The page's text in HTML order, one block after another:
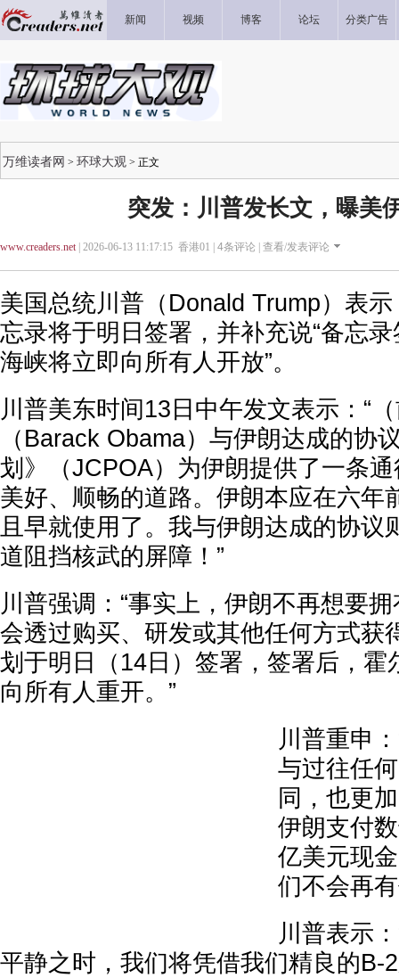
新闻 视频 博客 论坛 分类广告
万维读者网 > 环球大观 > 正文
突发：川普发长文，曝美
www.creaders.net| 2026-06-13 11:17:15 香港01 | 4条评论 | 查看/发表评论
美国总统川普（Donald Trump）表
忘录将于明日签署，并补充说“备忘
海峡将立即向所有人开放”。
川普美东时间13日中午发文表示：“
（Barack Obama）与伊朗达成的协
划》（JCPOA）为伊朗提供了一条
美好、顺畅的道路。伊朗本应在六年
且早就使用了。我与伊朗达成的协议
道阻挡核武的屏障！”
川普强调：“事实上，伊朗不再想要
会透过购买、研发或其他任何方式获
划于明日（14日）签署，签署后，霍
向所有人重开。”
川普重申
与过往任
同，也更
伊朗支付
亿美元现
们不会再
川普表示
平静之时，我们将凭借我们精良的B-